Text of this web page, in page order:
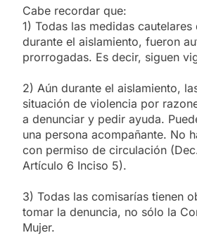
Cabe recordar que:
1) Todas las medidas
durante el aislamiento, fueron
prorrogadas. Es decir, siguen
2) Aún durante el aislamiento,
situación de violencia por
a denunciar y pedir ayuda.
una persona acompañante. No
con permiso de circulación
Artículo 6 Inciso 5).
3) Todas las comisarías tienen
tomar la denuncia, no sólo la
Mujer.